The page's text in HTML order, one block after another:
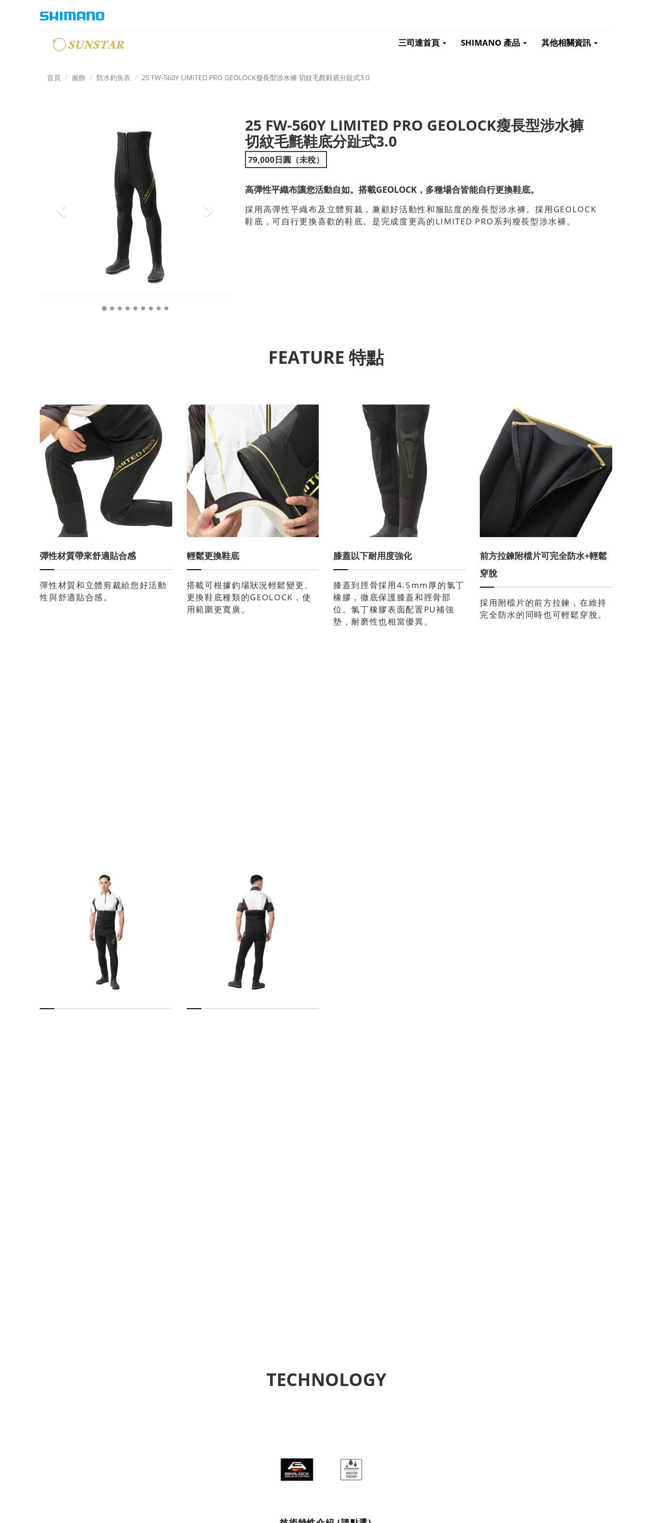
三司達首頁 SHIMANO 產品 其他相關資訊
首頁 服飾 防水釣魚衣 25 FW-560Y LIMITED PRO GEOLOCK瘦長型涉水褲 切紋毛氈鞋底分趾式3.0
25 FW-560Y LIMITED PRO GEOLOCK瘦長型涉水褲
切紋毛氈鞋底分趾式3.0
79,000日圓（未稅）
高彈性平織布讓您活動自如。搭載GEOLOCK，多種場合皆能自行更換鞋底。
採用高彈性平織布及立體剪裁，兼顧好活動性和服貼度的瘦長型涉水褲。採用GEOLOCK
鞋底，可自行更換喜歡的鞋底。是完成度更高的LIMITED PRO系列瘦長型涉水褲。
FEATURE 特點
彈性材質帶來舒適貼合感
彈性材質和立體剪裁給您好活動
性與舒適貼合感。
輕鬆更換鞋底
搭載可根據釣場狀況輕鬆變更、
更換鞋底種類的GEOLOCK，使
用範圍更寬廣。
膝蓋以下耐用度強化
膝蓋到脛骨採用4.5mm厚的氯丁
橡膠，徹底保護膝蓋和脛骨部
位。氯丁橡膠表面配置PU補強
墊，耐磨性也相當優異。
前方拉鍊附檔片可完全防水+輕鬆
穿脫
採用附檔片的前方拉鍊，在維持
完全防水的同時也可輕鬆穿脫。
TECHNOLOGY